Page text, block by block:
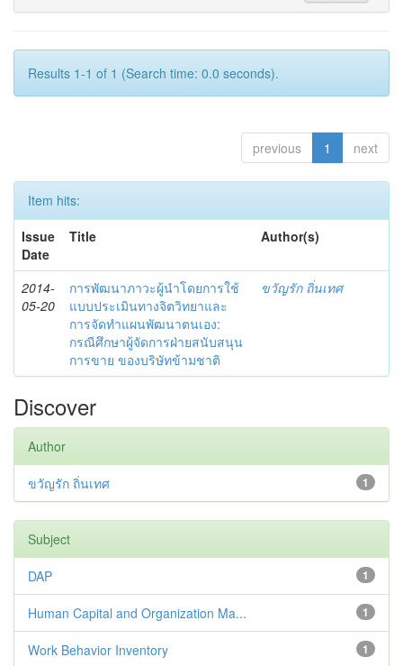
Results 1-1 of 1 (Search time: 0.0 seconds).
previous 1 next
Item hits:
Issue
Date
Title Author(s)
2014-
05-20
การพัฒนาภาวะผู้นำโดยการใช้
แบบประเมินทางจิตวิทยาและ
การจัดทำแผนพัฒนาตนเอง:
กรณีศึกษาผู้จัดการฝ่ายสนับสนุน
การขาย ของบริษัทข้ามชาติ
ขวัญรัก ถิ่นเทศ
Discover
Author
1
ขวัญรัก ถิ่นเทศ
Subject
1
DAP
1
Human Capital and Organization Ma...
1
Work Behavior Inventory